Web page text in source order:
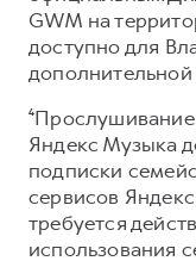
GWM на
доступно для
Яндекс Музыка
подписки
сервисов
требуется
использования